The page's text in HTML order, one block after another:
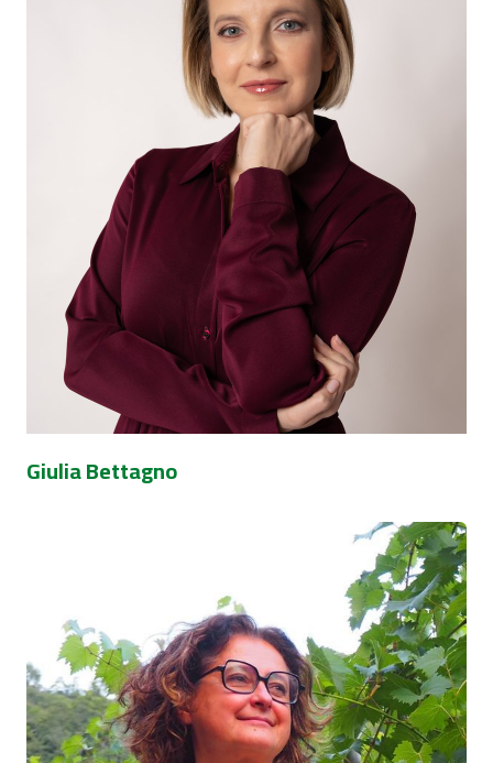
Giulia Bettagno